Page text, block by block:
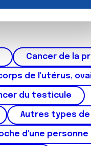
informations que
Cancer de la
de l'utérus,
du testicule
Autres types
d'une personne